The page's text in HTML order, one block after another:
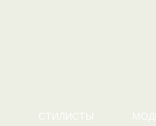
СТИЛИСТЫ